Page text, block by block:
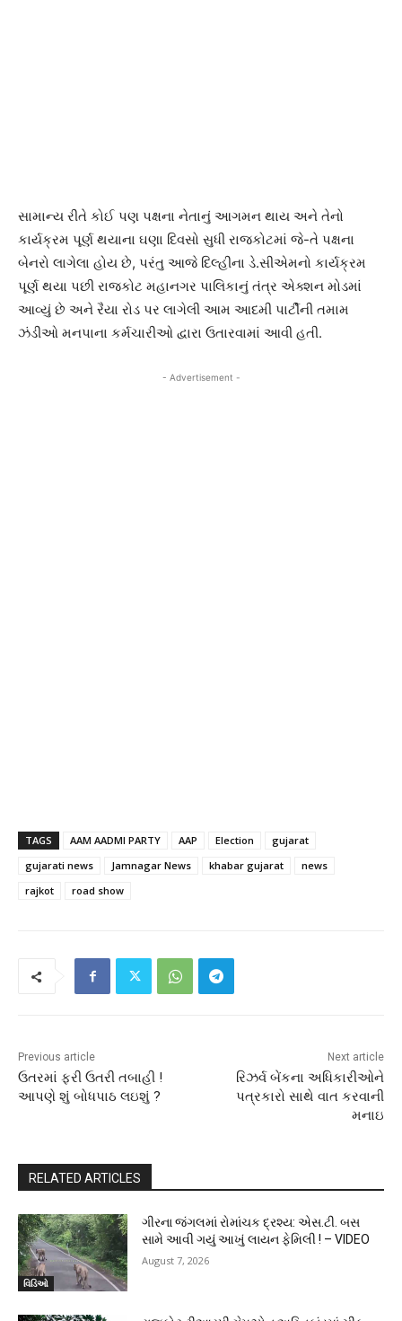
સામાન્ય રીતે કોઈ પણ પક્ષના નેતાનું આગમન થાય અને તેનો
કાર્યક્રમ પૂર્ણ થયાના ઘણા દિવસો સુધી રાજકોટમાં જે-તે પક્ષના
બેનરો લાગેલા હોય છે, પરંતુ આજે દિલ્હીના ડે.સીએમનો કાર્યક્રમ
પૂર્ણ થયા પછી રાજકોટ મહાનગર પાલિકાનું તંત્ર એક્શન મોડમાં
આવ્યું છે અને રૈયા રોડ પર લાગેલી આમ આદમી પાર્ટીની તમામ
ઝંડીઓ મનપાના કર્મચારીઓ દ્વારા ઉતારવામાં આવી હતી.
- Advertisement -
TAGS AAM AADMI PARTY AAP Election
gujarat
gujarati news
Jamnagar News khabar gujarat
news
rajkot
road show
Previous article
ઉતરમાં ફરી ઉતરી તબાહી !
આપણે શું બોધપાઠ લઇશું ?
Next article
રિઝર્વ બેંકના અધિકારીઓને
પત્રકારો સાથે વાત કરવાની
મનાઇ
RELATED ARTICLES
વિડિઓ
ગીરના જંગલમાં રોમાંચક દ્રશ્ય: એસ.ટી. બસ
સામે આવી ગયું આખું લાયન ફેમિલી ! – VIDEO
August 7, 2026